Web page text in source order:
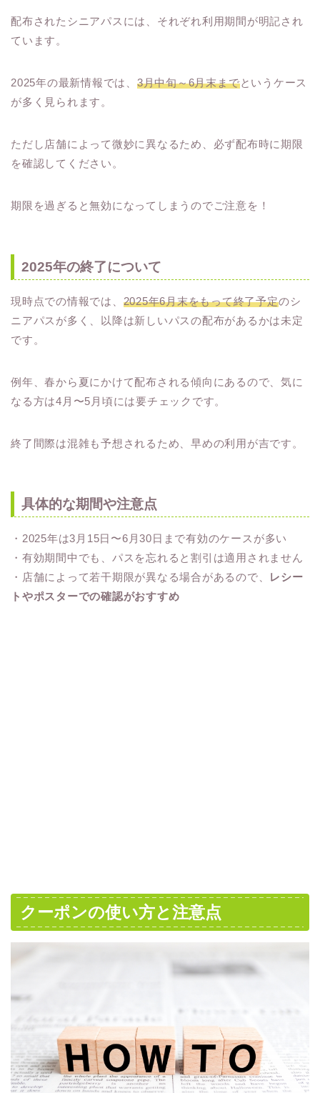
配布されたシニアパスには、それぞれ利用期間が明記され
ています。
2025年の最新情報では、 3月中旬～6月末までというケース
が多く見られます。
ただし店舗によって微妙に異なるため、必ず配布時に期限
を確認してください。
期限を過ぎると無効になってしまうのでご注意を！
2025年の終了について
現時点での情報では、 2025年6月末をもって終了予定のシ
ニアパスが多く、以降は新しいパスの配布があるかは未定
です。
例年、春から夏にかけて配布される傾向にあるので、気に
なる方は4月〜5月頃には要チェックです。
終了間際は混雑も予想されるため、早めの利用が吉です。
具体的な期間や注意点
・2025年は3月15日〜6月30日まで有効のケースが多い
・有効期間中でも、パスを忘れると割引は適用されません
・店舗によって若干期限が異なる場合があるので、 レシー
トやポスターでの確認がおすすめ
クーポンの使い方と注意点